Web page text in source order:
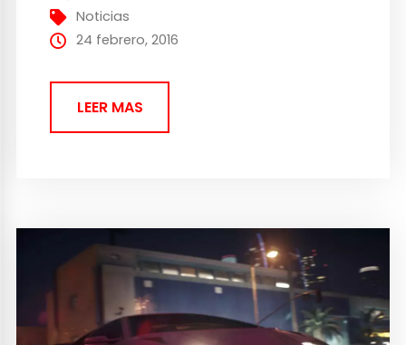
2016. Esta entrega viene cargada con
mucha más diversión que su antecesor y...
Noticias
24 febrero, 2016
LEER MAS